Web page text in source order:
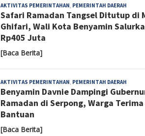
AKTIVITAS PEMERINTAHAN, PEMERINTAH DAERAH
Sulastri
Safari Ramadan Tangsel Ditutup di
Ghifari, Wali Kota Benyamin
Rp405 Juta
[Baca Berita]
AKTIVITAS PEMERINTAHAN, PEMERINTAH DAERAH
Benyamin Davnie Dampingi
Ramadan di Serpong, Warga
Bantuan
[Baca Berita]